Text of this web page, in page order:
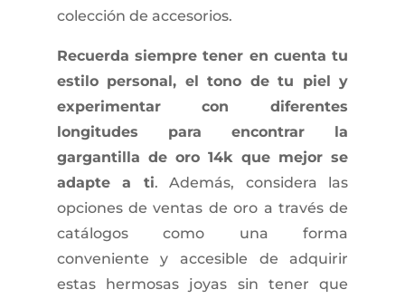
colección de accesorios.
Recuerda siempre tener en cuenta tu
estilo personal, el tono de tu piel y
experimentar con diferentes
longitudes para encontrar la
gargantilla de oro 14k que mejor se
adapte a ti. Además, considera las
opciones de ventas de oro a través de
catálogos como una forma
conveniente y accesible de adquirir
estas hermosas joyas sin tener que